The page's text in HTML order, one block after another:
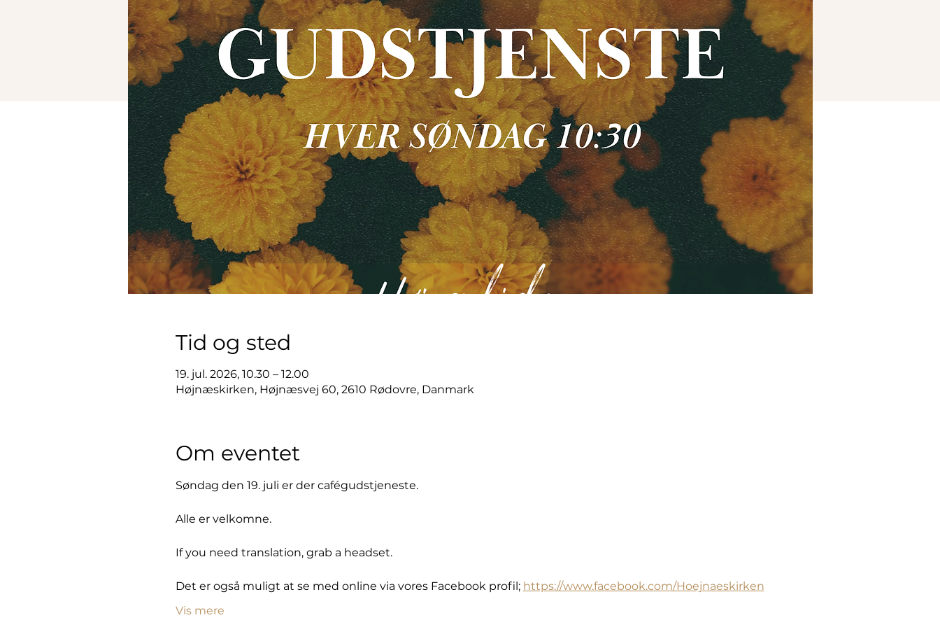
Tid og sted
19. jul. 2026, 10.30 – 12.00
Højnæskirken, Højnæsvej 60, 2610 Rødovre, Danmark
Om eventet
Søndag den 19. juli er der cafégudstjeneste.
Alle er velkomne.
If you need translation, grab a headset.
Det er også muligt at se med online via vores Facebook profil; https://www.facebook.com/Hoejnaeskirken
Vis mere